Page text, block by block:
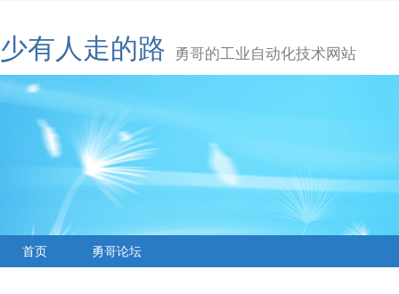
少有人走的路 勇哥的工业自动化技术网站
首页 勇哥论坛